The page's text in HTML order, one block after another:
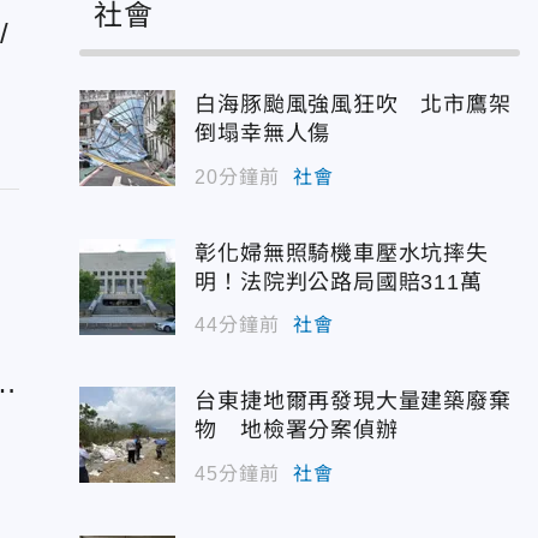
社會
白海豚颱風強風狂吹 北市鷹架
倒塌幸無人傷
20分鐘前 社會
彰化婦無照騎機車壓水坑摔失
明！法院判公路局國賠311萬
44分鐘前 社會
台東捷地爾再發現大量建築廢棄
物 地檢署分案偵辦
45分鐘前 社會